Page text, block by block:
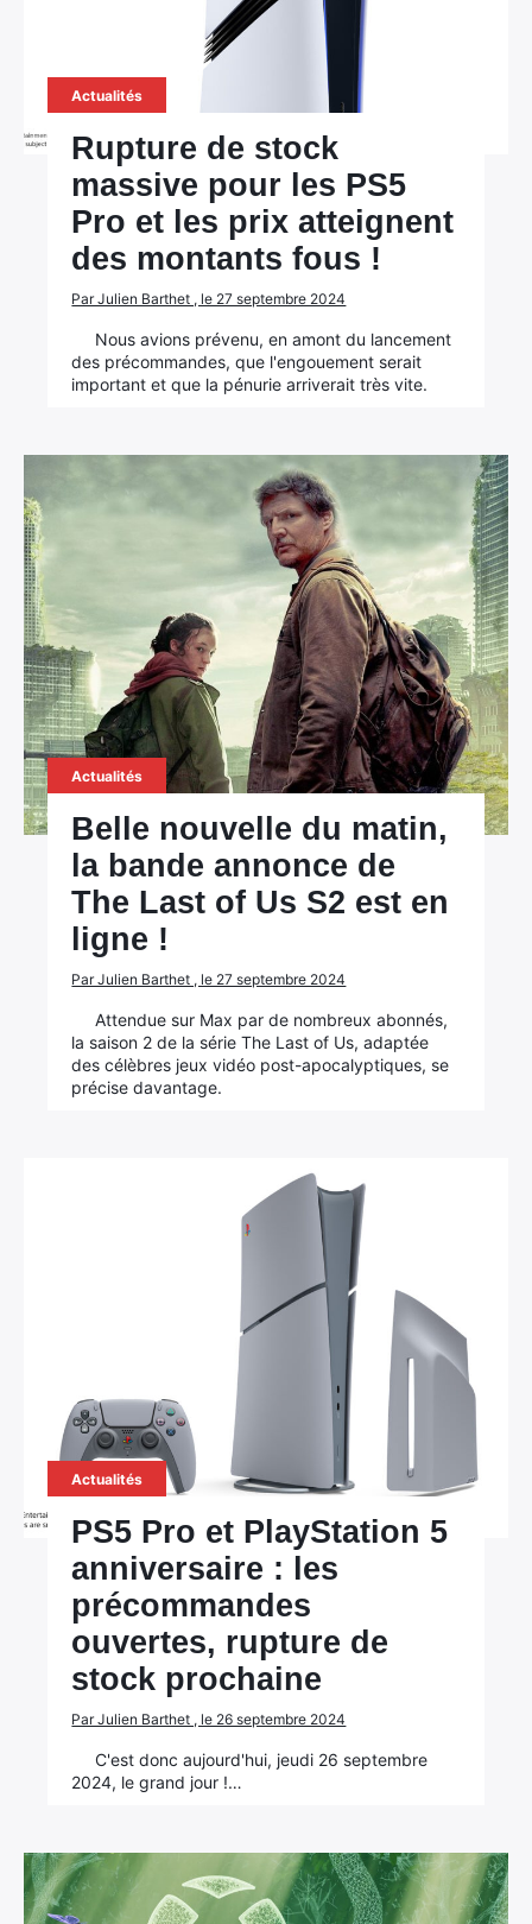
Actualités
Rupture de stock
massive pour les PS5
Pro et les prix atteignent
des montants fous !
Par Julien Barthet , le 27 septembre 2024
Nous avions prévenu, en amont du lancement
des précommandes, que l'engouement serait
important et que la pénurie arriverait très vite.
Actualités
Belle nouvelle du matin,
la bande annonce de
The Last of Us S2 est en
ligne !
Par Julien Barthet , le 27 septembre 2024
Attendue sur Max par de nombreux abonnés,
la saison 2 de la série The Last of Us, adaptée
des célèbres jeux vidéo post-apocalyptiques, se
précise davantage.
Actualités
PS5 Pro et PlayStation 5
anniversaire : les
précommandes
ouvertes, rupture de
stock prochaine
Par Julien Barthet , le 26 septembre 2024
C'est donc aujourd'hui, jeudi 26 septembre
2024, le grand jour !…